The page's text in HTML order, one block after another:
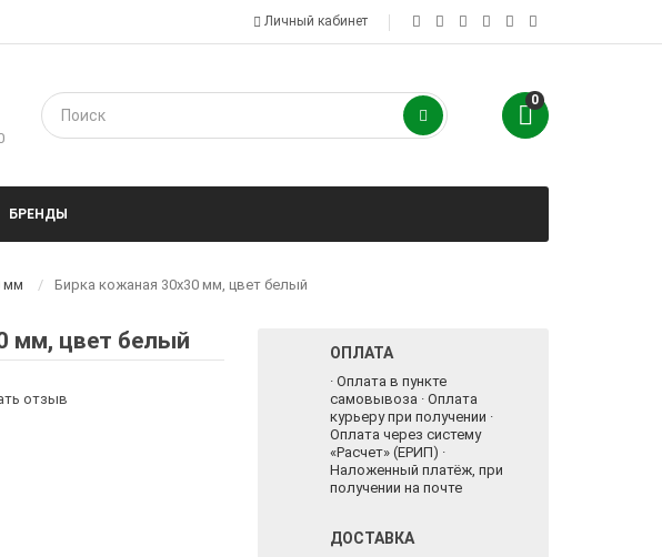
Личный кабинет
0
БРЕНДЫ
мм Бирка кожаная 30х30 мм, цвет белый
мм, цвет белый
отзыв
ОПЛАТА
· Оплата в пункте
самовывоза · Оплата
курьеру при получении ·
Оплата через систему
«Расчет» (ЕРИП) ·
Наложенный платёж, при
получении на почте
ДОСТАВКА